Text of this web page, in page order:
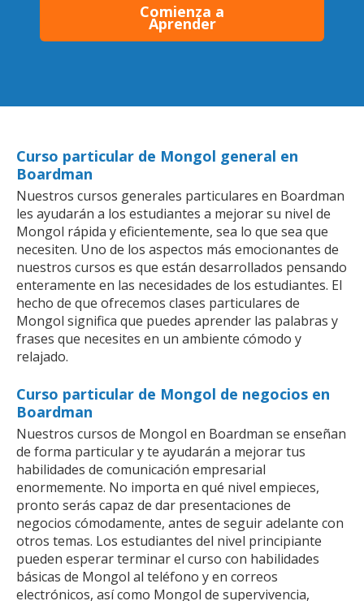
Comienza a
Aprender
Curso particular de Mongol general en
Boardman
Nuestros cursos generales particulares en Boardman
les ayudarán a los estudiantes a mejorar su nivel de
Mongol rápida y eficientemente, sea lo que sea que
necesiten. Uno de los aspectos más emocionantes de
nuestros cursos es que están desarrollados pensando
enteramente en las necesidades de los estudiantes. El
hecho de que ofrecemos clases particulares de
Mongol significa que puedes aprender las palabras y
frases que necesites en un ambiente cómodo y
relajado.
Curso particular de Mongol de negocios en
Boardman
Nuestros cursos de Mongol en Boardman se enseñan
de forma particular y te ayudarán a mejorar tus
habilidades de comunicación empresarial
enormemente. No importa en qué nivel empieces,
pronto serás capaz de dar presentaciones de
negocios cómodamente, antes de seguir adelante con
otros temas. Los estudiantes del nivel principiante
pueden esperar terminar el curso con habilidades
básicas de Mongol al teléfono y en correos
electrónicos, así como Mongol de supervivencia,